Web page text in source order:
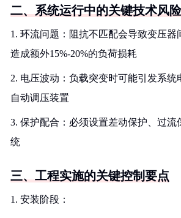
二、系统运行中的关键技术风险
1. 环流问题：阻抗不匹配会导致变压器
造成额外15%-20%的负荷损耗
2. 电压波动：负载突变时可能引发系统
自动调压装置
3. 保护配合：必须设置差动保护、过流
统
三、工程实施的关键控制要点
1. 安装阶段：